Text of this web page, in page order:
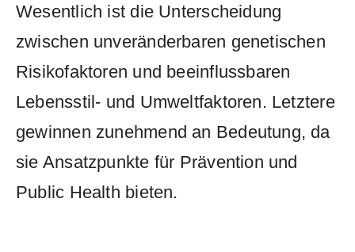
Wesentlich ist die Unterscheidung
zwischen unveränderbaren genetischen
Risikofaktoren und beeinflussbaren
Lebensstil- und Umweltfaktoren. Letztere
gewinnen zunehmend an Bedeutung, da
sie Ansatzpunkte für Prävention und
Public Health bieten.